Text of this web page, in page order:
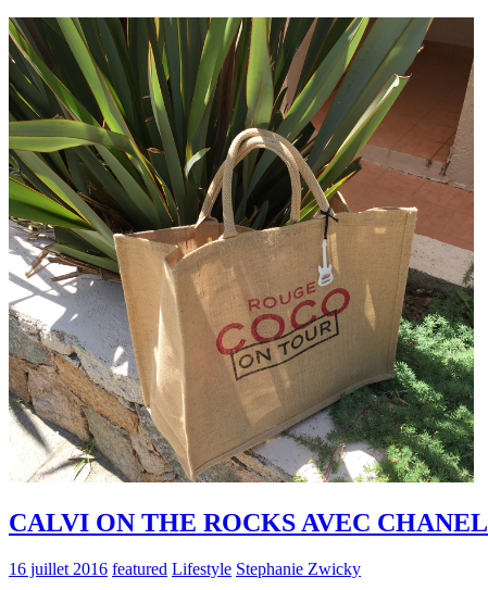
CALVI ON THE ROCKS AVEC CHANEL
16 juillet 2016 featured Lifestyle Stephanie Zwicky